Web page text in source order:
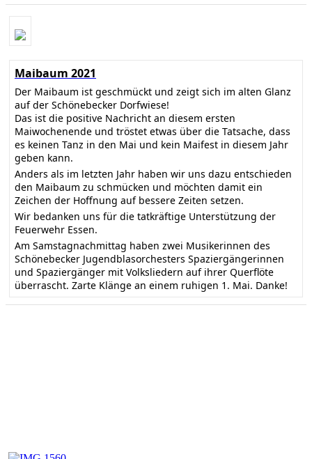
Maibaum 2021
Der Maibaum ist geschmückt und zeigt sich im alten Glanz
auf der Schönebecker Dorfwiese!
Das ist die positive Nachricht an diesem ersten
Maiwochenende und tröstet etwas über die Tatsache, dass
es keinen Tanz in den Mai und kein Maifest in diesem Jahr
geben kann.
Anders als im letzten Jahr haben wir uns dazu entschieden
den Maibaum zu schmücken und möchten damit ein
Zeichen der Hoffnung auf bessere Zeiten setzen.
Wir bedanken uns für die tatkräftige Unterstützung der
Feuerwehr Essen.
Am Samstagnachmittag haben zwei Musikerinnen des
Schönebecker Jugendblasorchesters Spaziergängerinnen
und Spaziergänger mit Volksliedern auf ihrer Querflöte
überrascht. Zarte Klänge an einem ruhigen 1. Mai. Danke!